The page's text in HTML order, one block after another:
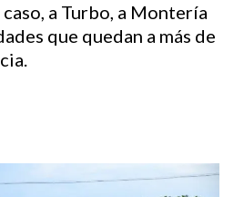
a Turbo, a Montería
que quedan a más de